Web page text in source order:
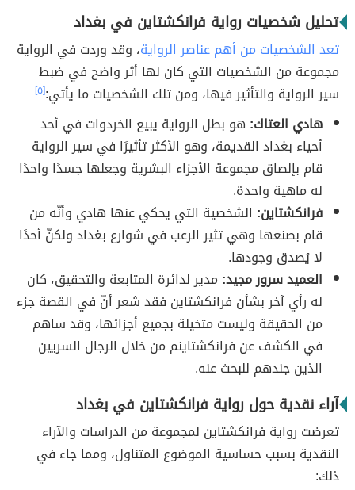
تحليل شخصيات رواية فرانكشتاين في بغداد
تعد الشخصيات من أهم عناصر الرواية، وقد وردت في الرواية
مجموعة من الشخصيات التي كان لها أثر واضح في ضبط
سير الرواية والتأثير فيها، ومن تلك الشخصيات ما يأتي:[٥]
هادي العتاك: هو بطل الرواية يبيع الخردوات في أحد
أحياء بغداد القديمة، وهو الأكثر تأثيرًا في سير الرواية
قام بإلصاق مجموعة الأجزاء البشرية وجعلها جسدًا واحدًا
له ماهية واحدة.
فرانكشتاين: الشخصية التي يحكي عنها هادي وأنّه من
قام بصنعها وهي تثير الرعب في شوارع بغداد ولكنّ أحدًا
لا يُصدق وجودها.
العميد سرور مجيد: مدير لدائرة المتابعة والتحقيق، كان
له رأي آخر بشأن فرانكشتاين فقد شعر أنّ في القصة جزء
من الحقيقة وليست متخيلة بجميع أجزائها، وقد ساهم
في الكشف عن فرانكشتاينم من خلال الرجال السريين
الذين جندهم للبحث عنه.
آراء نقدية حول رواية فرانكشتاين في بغداد
تعرضت رواية فرانكشتاين لمجموعة من الدراسات والآراء
النقدية بسبب حساسية الموضوع المتناول، ومما جاء في
ذلك: